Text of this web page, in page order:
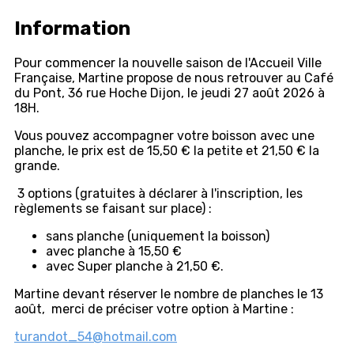
Information
Pour commencer la nouvelle saison de l'Accueil Ville
Française, Martine propose de nous retrouver au Café
du Pont, 36 rue Hoche Dijon, le jeudi 27 août 2026 à
18H.
Vous pouvez accompagner votre boisson avec une
planche, le prix est de 15,50 € la petite et 21,50 € la
grande.
3 options (gratuites à déclarer à l'inscription, les
règlements se faisant sur place) :
sans planche (uniquement la boisson)
avec planche à 15,50 €
avec Super planche à 21,50 €.
Martine devant réserver le nombre de planches le 13
août, merci de préciser votre option à Martine :
turandot_54@hotmail.com